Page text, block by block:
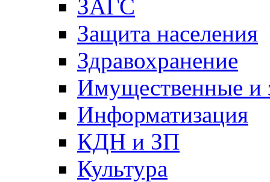
ЗАГС
Защита населения
Здравохранение
Имущественные и
Информатизация
КДН и ЗП
Культура